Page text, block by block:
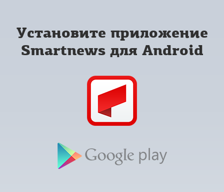
Установите приложение
Smartnews для Android